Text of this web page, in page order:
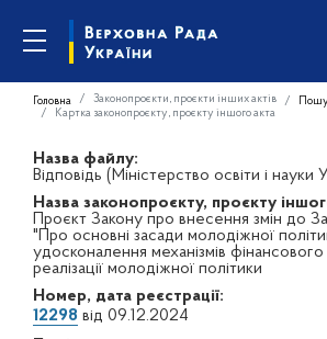
Головна Законопроєкти, проєкти інших актів
Картка законопроєкту, проєкту іншого акта
Назва файлу:
Відповідь (Міністерство освіти і науки
Назва законопроєкту, проєкту
Проєкт Закону про внесення змін до
"Про основні засади молодіжної
удосконалення механізмів
реалізації молодіжної політики
Номер, дата реєстрації:
12298 від 09.12.2024